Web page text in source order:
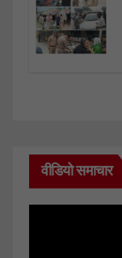
वीडियो समाचार